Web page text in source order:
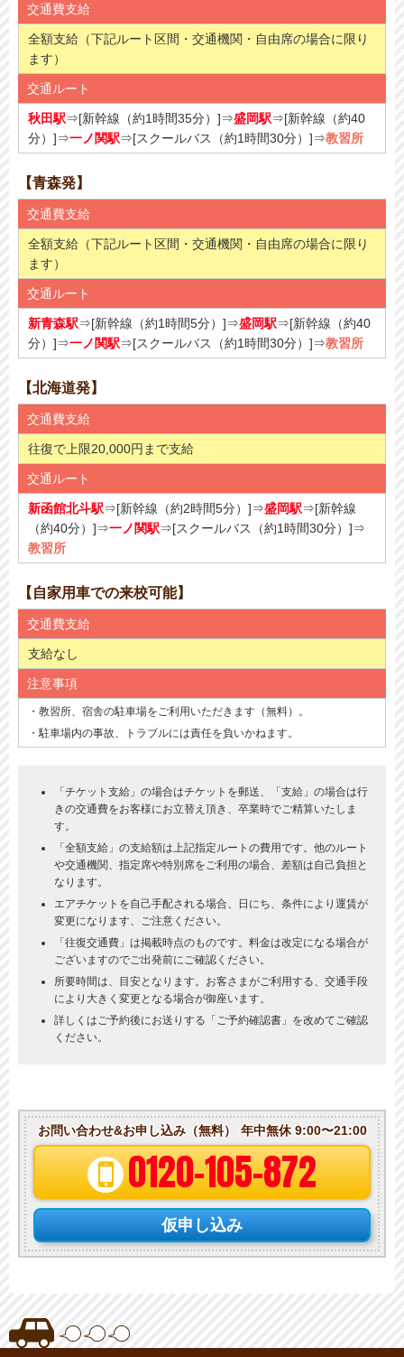
交通費支給
全額支給（下記ルート区間・交通機関・自由席の場合に限り
ます）
交通ルート
秋田駅⇒[新幹線（約1時間35分）]⇒盛岡駅⇒[新幹線（約40
分）]⇒一ノ関駅⇒[スクールバス（約1時間30分）]⇒教習所
【青森発】
交通費支給
全額支給（下記ルート区間・交通機関・自由席の場合に限り
ます）
交通ルート
新青森駅⇒[新幹線（約1時間5分）]⇒盛岡駅⇒[新幹線（約40
分）]⇒一ノ関駅⇒[スクールバス（約1時間30分）]⇒教習所
【北海道発】
交通費支給
往復で上限20,000円まで支給
交通ルート
新函館北斗駅⇒[新幹線（約2時間5分）]⇒盛岡駅⇒[新幹線
（約40分）]⇒一ノ関駅⇒[スクールバス（約1時間30分）]⇒
教習所
【自家用車での来校可能】
交通費支給
支給なし
注意事項
・教習所、宿舎の駐車場をご利用いただきます（無料）。
・駐車場内の事故、トラブルには責任を負いかねます。
「チケット支給」の場合はチケットを郵送、「支給」の場合は行
きの交通費をお客様にお立替え頂き、卒業時でご精算いたしま
す。
「全額支給」の支給額は上記指定ルートの費用です。他のルート
や交通機関、指定席や特別席をご利用の場合、差額は自己負担と
なります。
エアチケットを自己手配される場合、日にち、条件により運賃が
変更になります、ご注意ください。
「往復交通費」は掲載時点のものです。料金は改定になる場合が
ございますのでご出発前にご確認ください。
所要時間は、目安となります。お客さまがご利用する、交通手段
により大きく変更となる場合が御座います。
詳しくはご予約後にお送りする「ご予約確認書」を改めてご確認
ください。
お問い合わせ&お申し込み（無料） 年中無休 9:00〜21:00
0120-105-872
仮申し込み